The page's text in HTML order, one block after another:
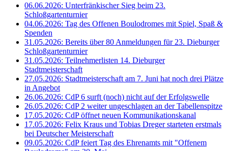
06.06.2026: Unterfränkischer Sieg beim 23.
Schloßgartenturnier
04.06.2026: Tag des Offenen Boulodromes mit Spiel, Spaß &
Spenden
31.05.2026: Bereits über 80 Anmeldungen für 23. Dieburger
Schloßgartenturnier
31.05.2026: Teilnehmerlisten 14. Dieburger
Stadtmeisterschaft
27.05.2026: Stadtmeisterschaft am 7. Juni hat noch drei Plätze
in Angebot
26.06.2026: CdP 6 surft (noch) nicht auf der Erfolgswelle
26.05.2026: CdP 2 weiter ungeschlagen an der Tabellenspitze
17.05.2026: CdP öffnet neuen Kommunikationskanal
17.05.2026: Felix Kraus und Tobias Dreger starteten erstmals
bei Deutscher Meisterschaft
09.05.2026: CdP feiert Tag des Ehrenamts mit "Offenem